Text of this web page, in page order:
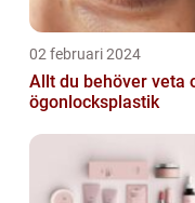
02 februari 2024
Allt du behöver veta
ögonlocksplastik